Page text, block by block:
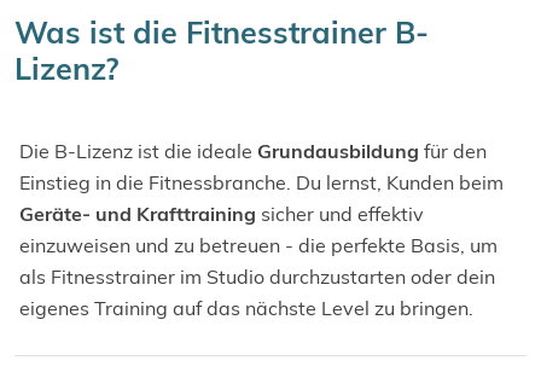
Was ist die Fitnesstrainer B-
Lizenz?
Die B-Lizenz ist die ideale Grundausbildung für den
Einstieg in die Fitnessbranche. Du lernst, Kunden beim
Geräte- und Krafttraining sicher und effektiv
einzuweisen und zu betreuen - die perfekte Basis, um
als Fitnesstrainer im Studio durchzustarten oder dein
eigenes Training auf das nächste Level zu bringen.